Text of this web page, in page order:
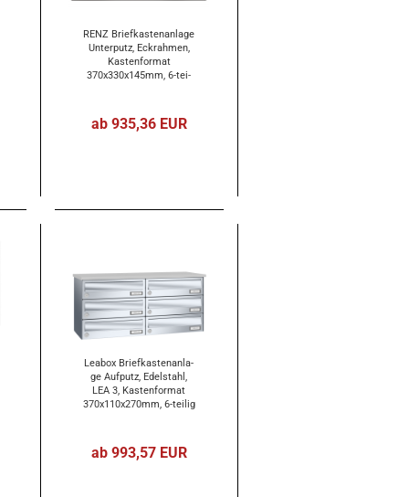
RENZ Brief­kas­ten­an­la­ge
Un­ter­putz, Eck­rah­men,
Kas­ten­for­mat
370x330x145mm, 6-​tei­
ab 935,36 EUR
Lea­box Brief­kas­ten­an­la­
ge Auf­putz, Edel­stahl,
LEA 3, Kas­ten­for­mat
370x110x270mm, 6-​tei­lig
ab 993,57 EUR